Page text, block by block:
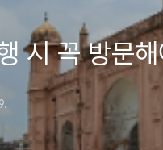
시 꼭 방문